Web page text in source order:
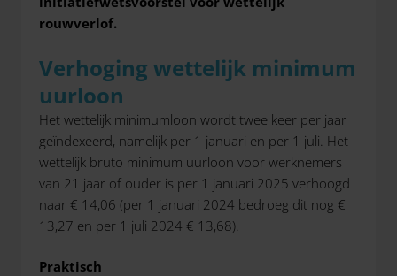
rouwverlof.
Verhoging wettelijk minimum
uurloon
Het wettelijk minimumloon wordt twee keer per jaar
geïndexeerd, namelijk per 1 januari en per 1 juli. Het
wettelijk bruto minimum uurloon voor werknemers
van 21 jaar of ouder is per 1 januari 2025 verhoogd
naar € 14,06 (per 1 januari 2024 bedroeg dit nog €
13,27 en per 1 juli 2024 € 13,68).
Praktisch